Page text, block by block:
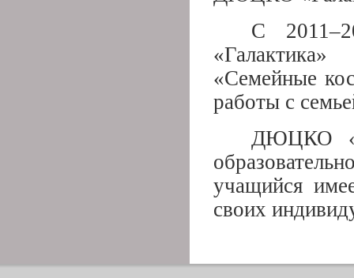
С
«Семейные
работы с
ДЮЦКО
учащийся
своих